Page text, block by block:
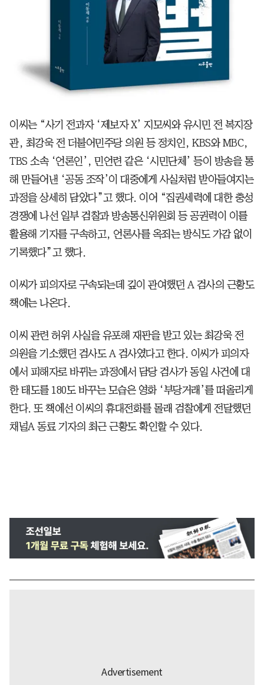
이씨는 “사기 전과자 ‘제보자 X’ 지모씨와 유시민 전 복지장
관, 최강욱 전 더불어민주당 의원 등 정치인, KBS와 MBC,
TBS 소속 ‘언론인’, 민언련 같은 ‘시민단체’ 등이 방송을 통
해 만들어낸 ‘공동 조작’이 대중에게 사실처럼 받아들여지는
과정을 상세히 담았다”고 했다. 이어 “집권세력에 대한 충성
경쟁에 나선 일부 검찰과 방송통신위원회 등 공권력이 이를
활용해 기자를 구속하고, 언론사를 옥죄는 방식도 가감 없이
기록했다”고 했다.
이씨가 피의자로 구속되는데 깊이 관여했던 A 검사의 근황도
책에는 나온다.
이씨 관련 허위 사실을 유포해 재판을 받고 있는 최강욱 전
의원을 기소했던 검사도 A 검사였다고 한다. 이씨가 피의자
에서 피해자로 바뀌는 과정에서 담당 검사가 동일 사건에 대
한 태도를 180도 바꾸는 모습은 영화 ‘부당거래’를 떠올리게
한다. 또 책에선 이씨의 휴대전화를 몰래 검찰에게 전달했던
채널A 동료 기자의 최근 근황도 확인할 수 있다.